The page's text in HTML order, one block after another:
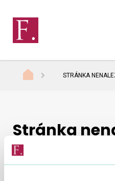
Daně
Mezinárodní
STRÁNKA
Stránka